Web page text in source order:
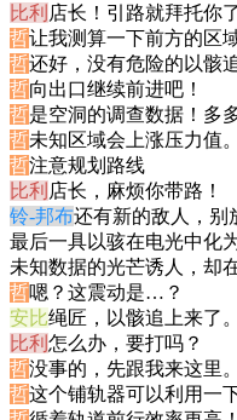
比利 店长！引路就拜托你
哲让我测算一下前方的区
哲还好，没有危险的以骸追
哲向出口继续前进吧！
哲是空洞的调查数据！多
哲未知区域会上涨压力值。
哲注意规划路线
比利 店长，麻烦你带路！
铃-邦布还有新的敌人，别
最后一具以骇在电光中化
未知数据的光芒诱人，却
哲嗯？这震动是…？
安比绳匠，以骸追上来了。
比利 怎么办，要打吗？
哲没事的，先跟我来这里。
哲这个铺轨器可以利用一下